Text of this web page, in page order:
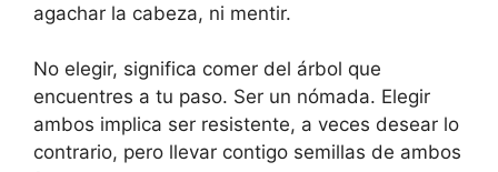
agachar la cabeza, ni mentir.
No elegir, significa comer del árbol que
encuentres a tu paso. Ser un nómada. Elegir
ambos implica ser resistente, a veces desear lo
contrario, pero llevar contigo semillas de ambos